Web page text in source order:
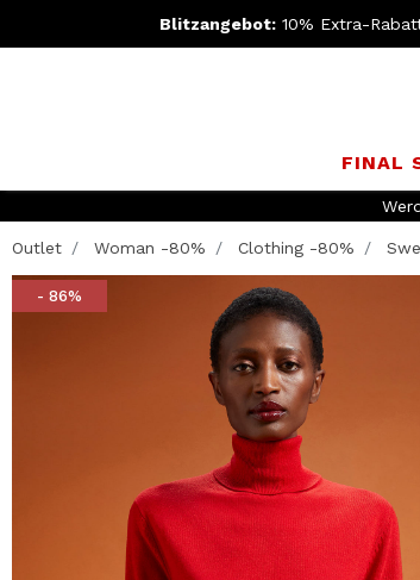
Blitzangebot: 10% Extra-
FINAL
Outlet Woman -80% Clothing -80%
- 86%